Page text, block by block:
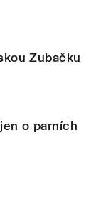
Zubačku
o parních